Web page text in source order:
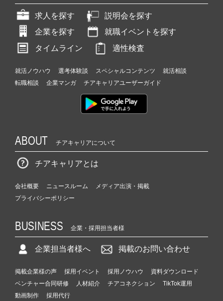
ー・
成
ら
ス
カ
ト
く
活
イ
キ
リ
（C
h
求人を探す
説明会を探す
企業を探す
就職イベントを探す
タイムライン
適性検査
就活ノウハウ 選考体験談 スペシャルコンテンツ
就活相談
転職相談
企業マンガ チアキャリアユーザーガイド
ABOUT チアキャリアについて
チアキャリアとは
会社概要 ニュースルーム
メディア出演・掲載
プライバシーポリシー
BUSINESS 企業・採用担当者様
企業担当者様へ 掲載のお問い合わせ
掲載企業様の声 採用イベント 採用ノウハウ
資料ダウンロード
ベンチャー合同研修
人材紹介 チアコネクション
TikTok運用
動画制作
採用代行